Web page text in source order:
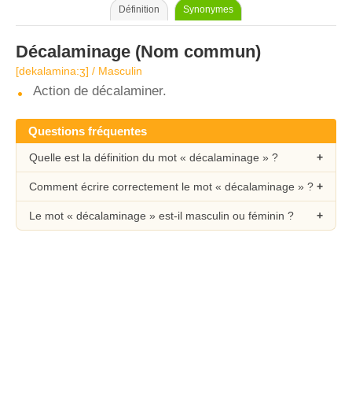
Définition Synonymes
Décalaminage (Nom commun)
[dekalamina:ʒ] / Masculin
Action de décalaminer.
Questions fréquentes
Quelle est la définition du mot « décalaminage » ?
Comment écrire correctement le mot « décalaminage » ?
Le mot « décalaminage » est-il masculin ou féminin ?